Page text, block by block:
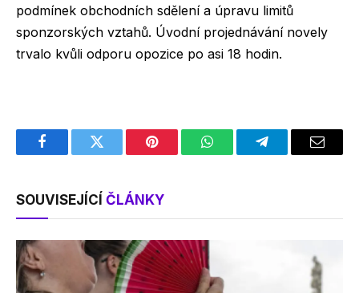
podmínek obchodních sdělení a úpravu limitů
sponzorských vztahů. Úvodní projednávání novely
trvalo kvůli odporu opozice po asi 18 hodin.
FacebookTwitter Pinterest WhatsAppTelegramEmail
SOUVISEJÍCÍ ČLÁNKY